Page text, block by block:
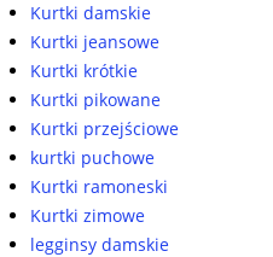
Kurtki damskie
Kurtki jeansowe
Kurtki krótkie
Kurtki pikowane
Kurtki przejściowe
kurtki puchowe
Kurtki ramoneski
Kurtki zimowe
legginsy damskie